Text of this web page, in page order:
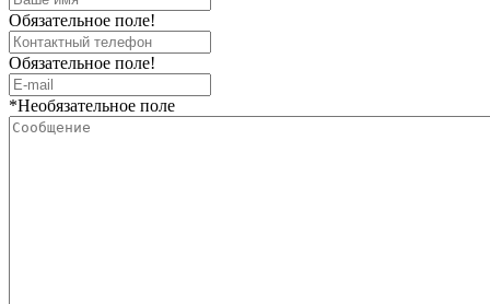
Обязательное поле!
Обязательное поле!
*Необязательное поле